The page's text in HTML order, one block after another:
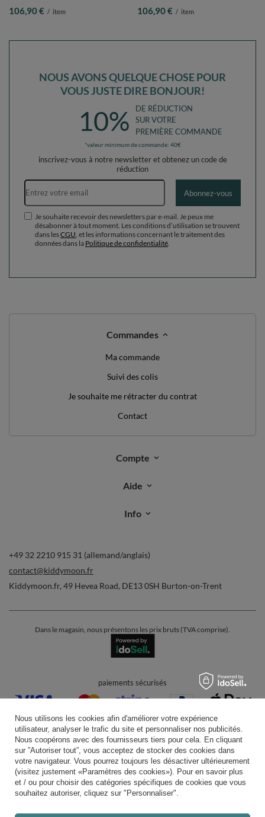
106,90 € / item 106,90 € / item
NOUS AVONS QUELQUE CHOSE POUR
VOUS JUSTE DIRE BONJOUR!
10%
DE RÉDUCTION
SUR VOTRE
PREMIÈRE COMMANDE
*valeur minimum de commande: 40€
inscrivez-vous à notre newsletter et obtenez un code de
réduction
Adresse e-mail
Abonnez-vous
Je souhaite recevoir des newsletters par e-mail. Je peux me
désabonner à tout moment. Les conditions d’utilisation se trouvent
dans lesCGU , et les informations concernant le traitement des
données dans la Politique de confidentialité
Commandes
Ma commande
Suivi des colis
Je souhaite me rétracter du contrat
Contact
Compte
Aide
Info
+49 32 2210 915 31 (allemand/anglais)
contact@kiddymoon.fr
Kiddymoon.fr, 49 Hevea Road, DE13 0SH Burton-on-Trent
Dans le magasin, nous présentons les prix bruts (TVA comprise).
paiements sécurisés
livraison pratique
Nous utilisons les cookies afin d'améliorer votre expérience
utilisateur, analyser le trafic du site et personnaliser nos publicités.
Nous coopérons avec des fournisseurs tiers pour cela. En cliquant
sur ”Autoriser tout”, vous acceptez de stocker des cookies dans
votre navigateur. Vous pourrez toujours les désactiver ultérieurement
(visitez justement «Paramètres des cookies»). Pour en savoir plus
et / ou pour choisir des catégories spécifiques de cookies que vous
souhaitez autoriser, cliquez sur "Personnaliser".